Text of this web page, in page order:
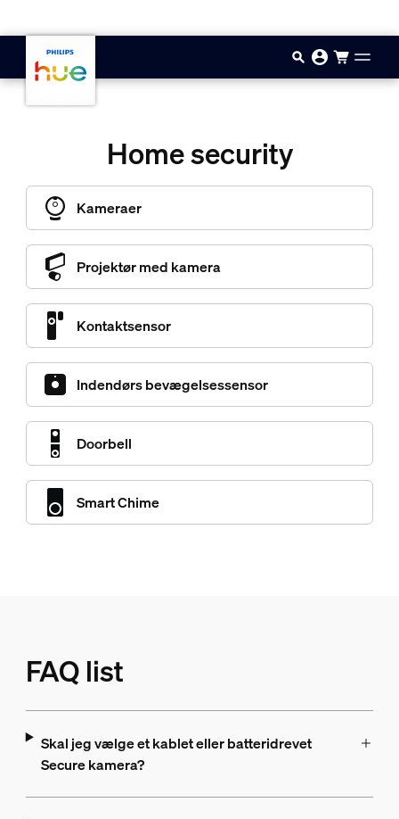
Home security
Kameraer
Projektør med kamera
Kontaktsensor
Indendørs bevægelsessensor
Doorbell
Smart Chime
FAQ list
Skal jeg vælge et kablet eller batteridrevet
Secure kamera?